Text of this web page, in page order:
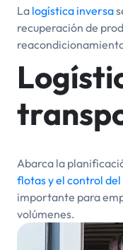
La logística inversa
recuperación de
Abarca la
flotas y el control
importante para
volúmenes.